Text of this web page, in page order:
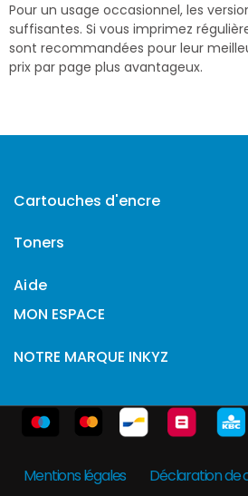
Pour un usage occasionnel, les
suffisantes. Si vous imprimez
sont recommandées pour leur
prix par page plus avantageux.
Cartouches d'encre
Toners
Aide
MON ESPACE
NOTRE MARQUE INKYZ
Mentions légales Déclaration de